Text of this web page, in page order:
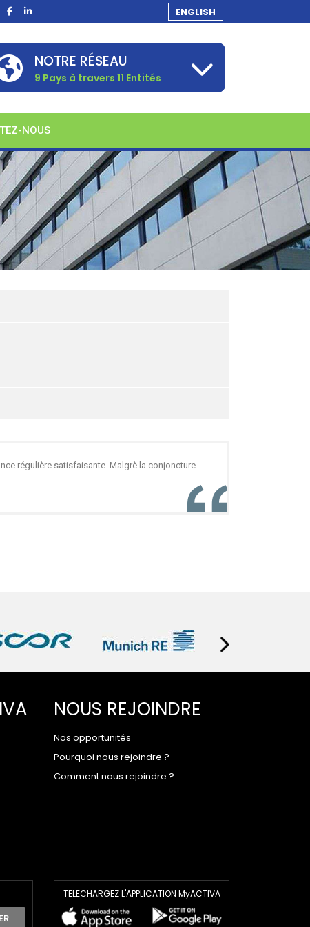
ENGLISH
NOTRE RÉSEAU
9 Pays à travers 11 Entités
NOUS
régulière satisfaisante. Malgrè la conjoncture
NOUS REJOINDRE
Nos opportunités
Pourquoi nous rejoindre ?
Comment nous rejoindre ?
TELECHARGEZ L'APPLICATION MyACTIVA